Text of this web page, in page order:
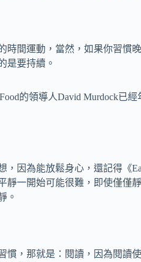
時間運動，當然，如果你習慣
是要持續。
的領導人David Murdock已
，因為能放鬆身心，還記得《
靜一開始可能很難，即使僅僅
。
慣，那就是：閱讀，因為閱讀